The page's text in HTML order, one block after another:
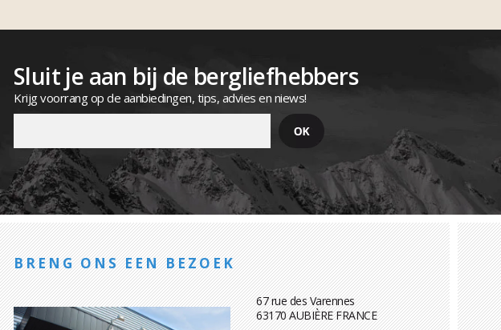
Sluit je aan bij de bergliefhebbers
Krijg voorrang op de aanbiedingen, tips, advies en niews!
BRENG ONS EEN BEZOEK
67 rue des Varennes
63170 AUBIÈRE FRANCE